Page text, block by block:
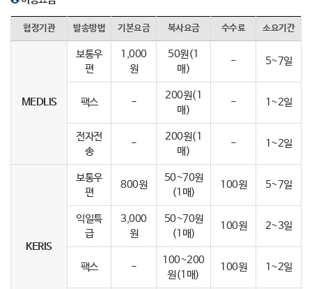
협정기관 발송방법 기본요금 복사요금 수수료 소요기간
MEDLIS
보통우
편
1,000
원
50원(1
매)
- 5~7일
팩스 -
200원(1
매)
- 1~2일
전자전
송
-
200원(1
매)
- 1~2일
KERIS
보통우
편
800원
50~70원
(1매)
100원 5~7일
익일특
급
3,000
원
50~70원
(1매)
100원 2~3일
팩스 -
100~200
원(1매)
100원 1~2일